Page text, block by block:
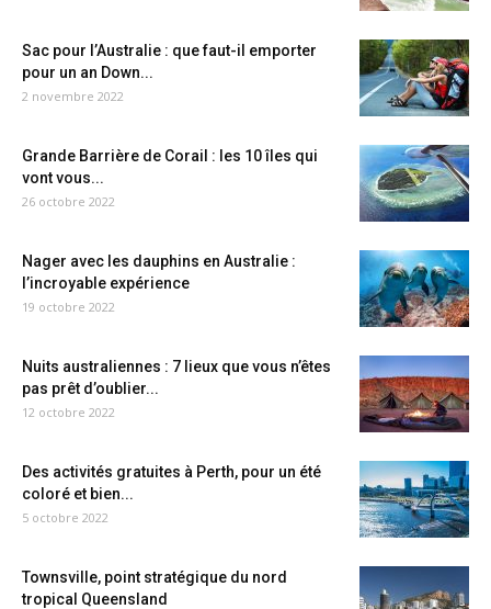
Sac pour l’Australie : que faut-il emporter
pour un an Down...
2 novembre 2022
Grande Barrière de Corail : les 10 îles qui
vont vous...
26 octobre 2022
Nager avec les dauphins en Australie :
l’incroyable expérience
19 octobre 2022
Nuits australiennes : 7 lieux que vous n’êtes
pas prêt d’oublier...
12 octobre 2022
Des activités gratuites à Perth, pour un été
coloré et bien...
5 octobre 2022
Townsville, point stratégique du nord
tropical Queensland